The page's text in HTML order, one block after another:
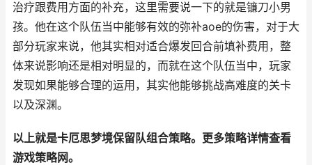
治疗跟费用方面的补充，这里需要说一下的就是镰刀小男
孩。他在这个队伍当中能够有效的弥补aoe的伤害，对于大
部分玩家来说，他其实相对适合爆发回合前填补费用，整
体来说影响还是相对明显的，而就在这个队伍当中，玩家
发现如果能够合理的运用，其实他能够挑战高难度的关卡
以及深渊。
以上就是卡厄思梦境保留队组合策略。更多策略详情查看
游戏策略网。